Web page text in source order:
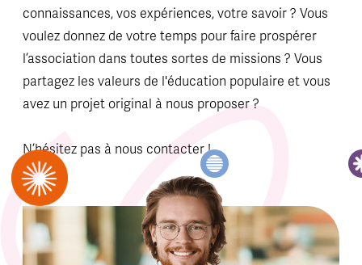
connaissances, vos expériences, votre savoir ? Vous
voulez donnez de votre temps pour faire prospérer
l’association dans toutes sortes de missions ? Vous
partagez les valeurs de l'éducation populaire et vous
avez un projet original à nous proposer ?
N’hésitez pas à nous contacter !